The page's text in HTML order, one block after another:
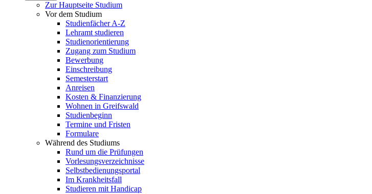
Zur Hauptseite Studium
Vor dem Studium
Studienfächer A-Z
Lehramt studieren
Studienorientierung
Zugang zum Studium
Bewerbung
Einschreibung
Semesterstart
Anreisen
Kosten & Finanzierung
Wohnen in Greifswald
Studienbeginn
Termine und Fristen
Formulare
Während des Studiums
Rund um die Prüfungen
Vorlesungsverzeichnisse
Selbstbedienungsportal
Im Krankheitsfall
Studieren mit Handicap